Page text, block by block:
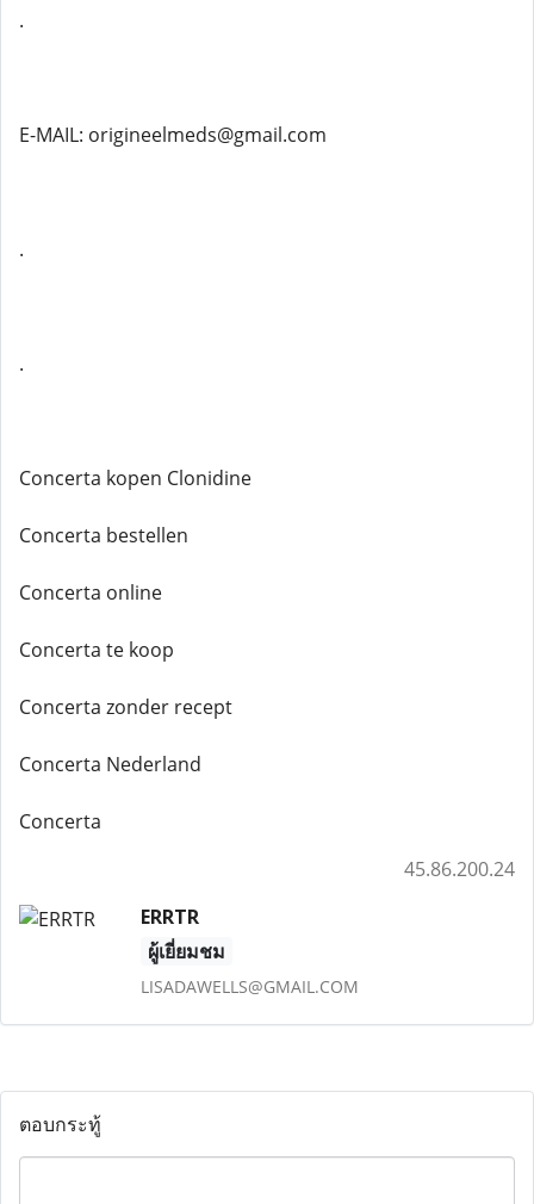
.
E-MAIL: origineelmeds@gmail.com
.
.
Concerta kopen Clonidine
Concerta bestellen
Concerta online
Concerta te koop
Concerta zonder recept
Concerta Nederland
Concerta
45.86.200.24
ERRTR
ผู้เยี่ยมชม
LISADAWELLS@GMAIL.COM
ตอบกระทู้